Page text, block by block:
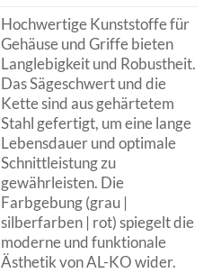
Hochwertige Kunststoffe für
Gehäuse und Griffe bieten
Langlebigkeit und Robustheit.
Das Sägeschwert und die
Kette sind aus gehärtetem
Stahl gefertigt, um eine lange
Lebensdauer und optimale
Schnittleistung zu
gewährleisten. Die
Farbgebung (grau |
silberfarben | rot) spiegelt die
moderne und funktionale
Ästhetik von AL-KO wider.